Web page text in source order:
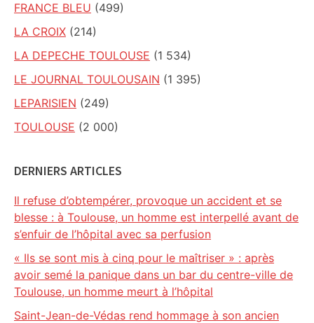
FRANCE BLEU (499)
LA CROIX (214)
LA DEPECHE TOULOUSE (1 534)
LE JOURNAL TOULOUSAIN (1 395)
LEPARISIEN (249)
TOULOUSE (2 000)
DERNIERS ARTICLES
Il refuse d’obtempérer, provoque un accident et se
blesse : à Toulouse, un homme est interpellé avant de
s’enfuir de l’hôpital avec sa perfusion
« Ils se sont mis à cinq pour le maîtriser » : après
avoir semé la panique dans un bar du centre-ville de
Toulouse, un homme meurt à l’hôpital
Saint-Jean-de-Védas rend hommage à son ancien